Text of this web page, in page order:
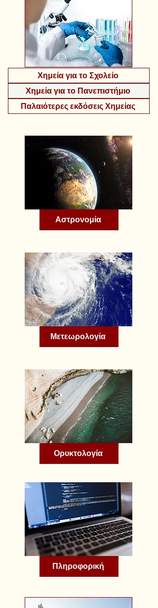
Χημεία για το Σχολείο
Χημεία για το Πανεπιστήμιο
Παλαιότερες εκδόσεις Χημείας
Αστρονομία
Μετεωρολογία
Ορυκτολογία
Πληροφορική